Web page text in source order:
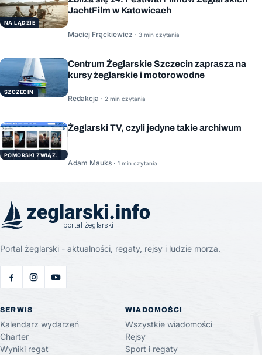
NA LĄDZIE
JachtFilm w Katowicach
Maciej Frąckiewicz · 3 min czytania
SZCZECIN
Centrum Żeglarskie Szczecin zaprasza na
kursy żeglarskie i motorowodne
Redakcja · 2 min czytania
POMORSKI ZWIĄZEK ŻEGLARSKI
Żeglarski TV, czyli jedyne takie archiwum
Adam Mauks · 1 min czytania
Portal żeglarski - aktualności, regaty, rejsy i ludzie morza.
SERWIS
Kalendarz wydarzeń
Charter
Wyniki regat
WIADOMOŚCI
Wszystkie wiadomości
Rejsy
Sport i regaty